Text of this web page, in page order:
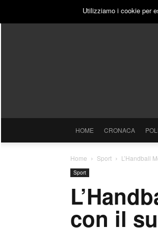
SABATO, 8 AGOSTO 2026
HOME CRONACA
Home Sport L’Handball
Sport
con il
Utilizziamo i cookie per